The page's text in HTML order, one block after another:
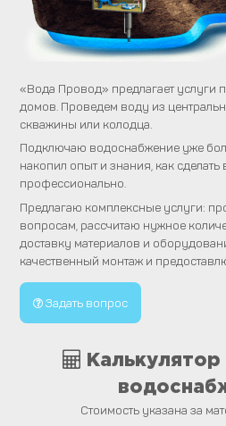
«Вода Провод» предлагает услуги
домов. Проведем воду из
скважины или колодца.
Подключаю водоснабжение уже
накопил опыт и знания, как сделать
профессионально.
Предлагаю комплексные услуги:
вопросам, рассчитаю нужное
доставку материалов и
качественный монтаж и
Задать вопрос
Стоимость указана за